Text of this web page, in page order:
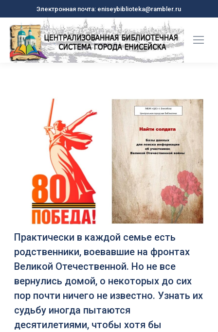
Электронная почта: eniseybiblioteka@rambler.ru
Практически в каждой семье есть
родственники, воевавшие на фронтах
Великой Отечественной. Но не все
вернулись домой, о некоторых до сих
пор почти ничего не известно. Узнать их
судьбу иногда пытаются
десятилетиями, чтобы хотя бы